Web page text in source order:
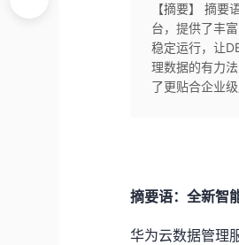
【摘要】 摘
台，提供了丰
稳定运行，让
理数据的有力
了更贴合企业
摘要语：全新智
华为云数据管理